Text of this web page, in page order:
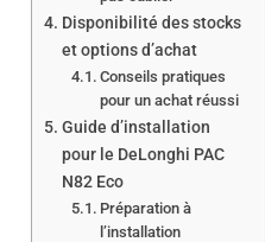
Disponibilité des stocks
et options d’achat
Conseils pratiques
pour un achat réussi
Guide d’installation
pour le DeLonghi PAC
N82 Eco
Préparation à
l’installation